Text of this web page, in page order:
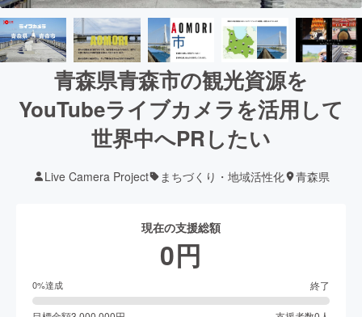
青森県青森市の観光資源を
YouTubeライブカメラを活用して
世界中へPRしたい
Live Camera Project まちづくり・地域活性化 青森県
現在の支援総額
0円
0%達成 終了